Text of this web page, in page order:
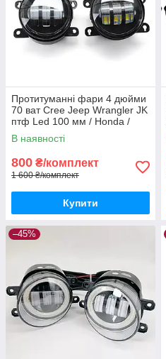
Протитуманні фари 4 дюйми
70 ват Cree Jeep Wrangler JK
птф Led 100 мм / Honda /
Nissan / Subaru
В наявності
800 ₴/комплект
1 600 ₴/комплект
Купити
–45%